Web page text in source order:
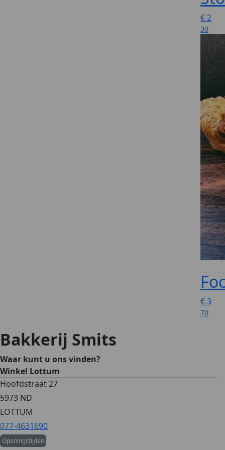
€2
30
€3
70
Bakkerij Smits
Waar kunt u ons vinden?
Winkel Lottum
Hoofdstraat 27
5973 ND
LOTTUM
077-4631690
Openingstijden